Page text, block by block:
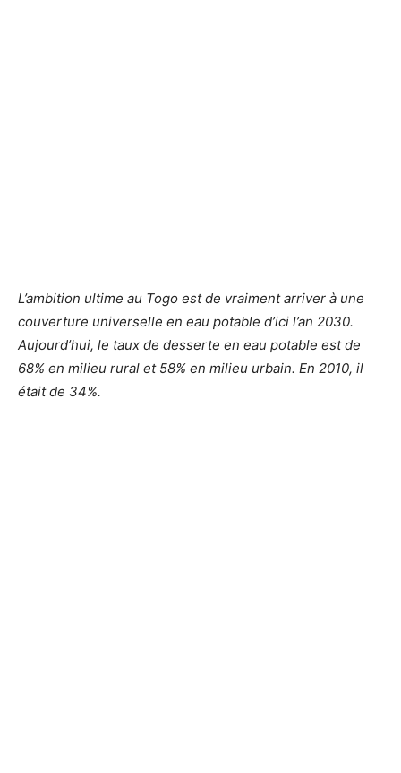
L’ambition ultime au Togo est de vraiment arriver à une
couverture universelle en eau potable d’ici l’an 2030.
Aujourd’hui, le taux de desserte en eau potable est de
68% en milieu rural et 58% en milieu urbain. En 2010, il
était de 34%.